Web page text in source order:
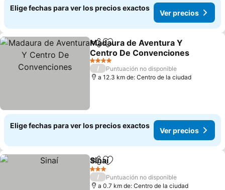
Elige fechas para ver los precios exactos
Ver precios
CompartirAgregar a favoritos
Madaura de Aventura Y
Centro De Convenciones
Ver precios
4 Estrellas
/
Puntuación no disponible
a 12.3 km de: Centro de la ciudad
Elige fechas para ver los precios exactos
Ver precios
CompartirAgregar a favoritos
Sinaí
3 Estrellas
/
Puntuación no disponible
a 0.7 km de: Centro de la ciudad